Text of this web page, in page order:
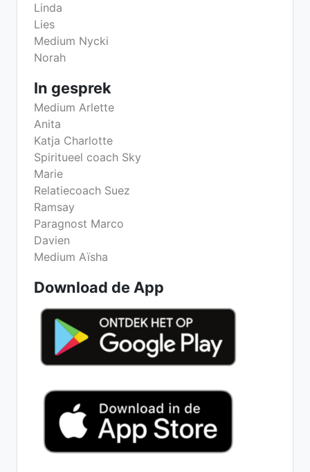
Linda
Lies
Medium Nycki
Norah
In gesprek
Medium Arlette
Anita
Katja Charlotte
Spiritueel coach Sky
Marie
Relatiecoach Suez
Ramsay
Paragnost Marco
Davien
Medium Aïsha
Download de App